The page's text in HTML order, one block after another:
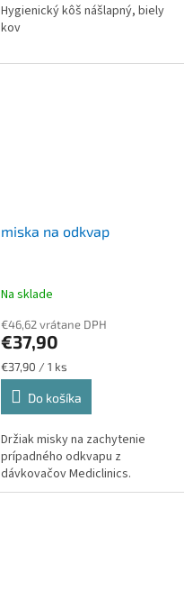
Hygienický kôš nášlapný, biely
kov
miska na odkvap
Na sklade
€46,62 vrátane DPH
€37,90
Jednotková
cena:
€37,90 / 1 ks
Do košíka
Držiak misky na zachytenie
prípadného odkvapu z
dávkovačov Mediclinics.